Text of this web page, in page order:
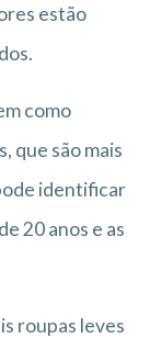
estão
como
que são mais
identificar
20 anos e as
roupas leves